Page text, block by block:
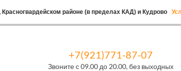
районе (в пределах КАД) и Кудрово
+7(921)771-87-07
Звоните с 09.00 до 20.00, без выходных